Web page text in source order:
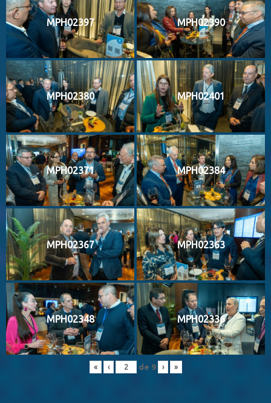
MPH02397 MPH02390
MPH02380 MPH02401
MPH02371 MPH02384
MPH02367 MPH02363
MPH02348 MPH02336
« ‹ de 9 › »